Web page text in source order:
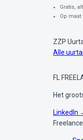
Gratis,
Op
ZZP
Alle
FL
Het
LinkedIn